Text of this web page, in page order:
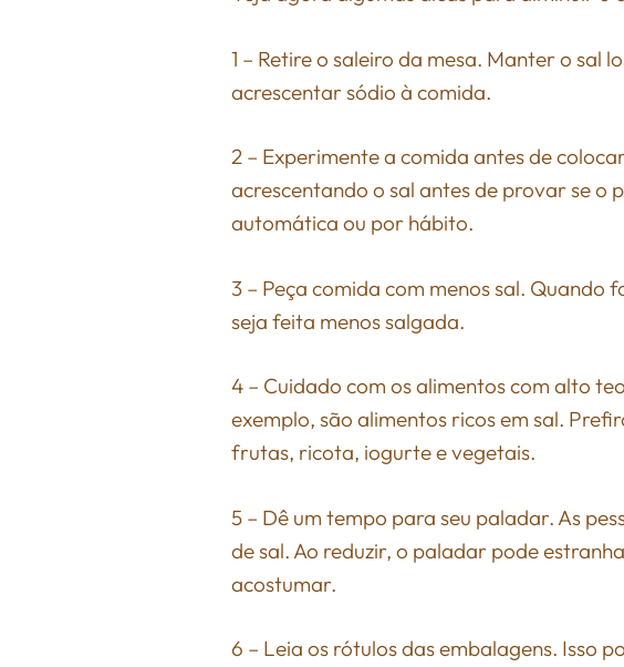
1 – Retire o saleiro da mesa. Manter o sal
acrescentar sódio à comida.
2 – Experimente a comida antes de
acrescentando o sal antes de provar se o
automática ou por hábito.
3 – Peça comida com menos sal. Quando
seja feita menos salgada.
4 – Cuidado com os alimentos com alto
exemplo, são alimentos ricos em sal.
frutas, ricota, iogurte e vegetais.
5 – Dê um tempo para seu paladar. As
de sal. Ao reduzir, o paladar pode
acostumar.
6 – Leia os rótulos das embalagens. Isso